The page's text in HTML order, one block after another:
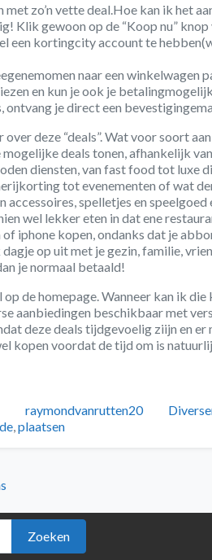
zo’n vette deal.Hoe kan ik het
Klik gewoon op de “Koop nu”
een kortingcity account te
naar een winkelwagen
en kun je ook je
ontvang je direct een
over deze “deals”. Wat voor soort
deals tonen, afhankelijk
diensten, van fast food tot luxe
tot evenementen of wat
accessoires, spelletjes en speelgoed
wel lekker eten in dat ene
iphone kopen, ondanks dat je
op uit met je gezin, familie,
je normaal betaald!
op de homepage. Wanneer kan ik die
aanbiedingen beschikbaar met
deze deals tijdgevoelig ziijn en
kopen voordat de tijd om is
Auteur
raymondvanrutten20
plaatsen
Zoeken